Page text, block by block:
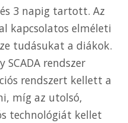
3 napig tartott. Az
kapcsolatos elméleti
tudásukat a diákok.
rendszer
rendszert kellett a
míg az utolsó,
technológiát kellet